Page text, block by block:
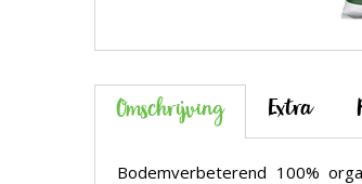
Omschrijving
Extra
Bodemverbeterend 100%